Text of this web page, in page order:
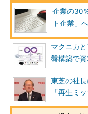
企業の30
ト企業」
マクニカ
盤構築で
東芝の社
「再生ミ